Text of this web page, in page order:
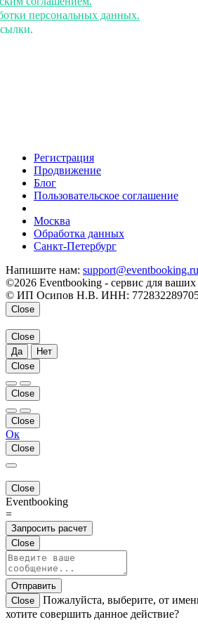
персональных данных.
Регистрация
Продвижение
Блог
Пользовательское соглашение
Москва
Обработка данных
Санкт-Петербург
Напишите нам: support@eventbooking.ru
©2026 Eventbooking - сервис для
© ИП Осипов Н.В. ИНН:
Close
Close
Да
Нет
Close
Close
Close
Ок
Close
Close
Eventbooking
=
Запросить расчет
Close
Отправить
Close
Пожалуйста, выберите, от
хотите совершить данное действие?